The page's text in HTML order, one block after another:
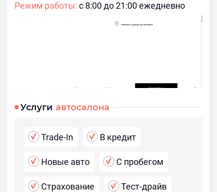
Режим работы: с 8:00 до 21:00 ежедневно
Услуги автосалона
Trade-In В кредит
Новые авто С пробегом
Страхование Тест-драйв